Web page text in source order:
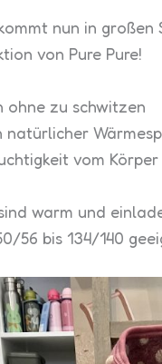
nun in
von Pure Pure!
ohne zu schwitzen
natürlicher
vom
warm und
56 bis 134/140